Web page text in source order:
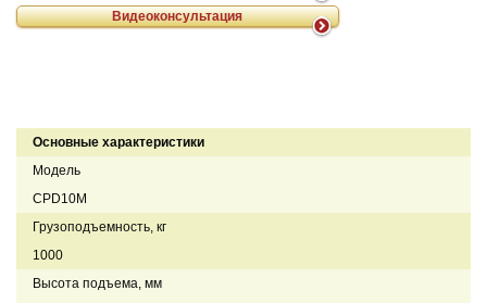
Видеоконсультация
Основные характеристики
Модель
CPD10M
Грузоподъемность, кг
1000
Высота подъема, мм